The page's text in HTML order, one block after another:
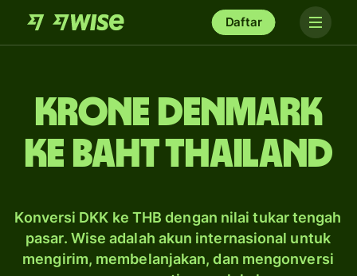
Daftar
krone Denmark
ke baht Thailand
Konversi DKK ke THB dengan nilai tukar tengah
pasar. Wise adalah akun internasional untuk
mengirim, membelanjakan, dan mengonversi